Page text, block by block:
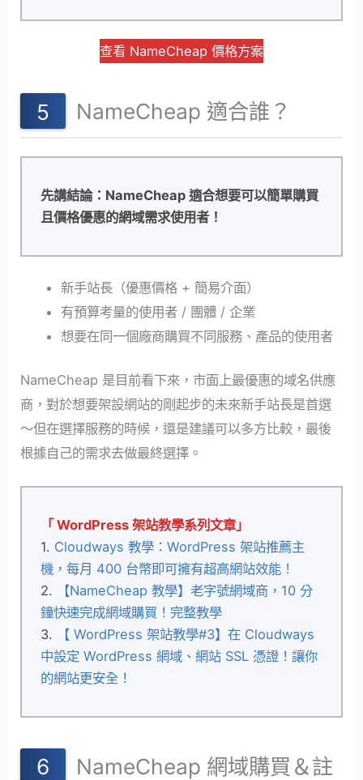
查看 NameCheap 價格方案
NameCheap 適合誰？
先講結論：NameCheap 適合想要可以簡單購買
且價格優惠的網域需求使用者！
新手站長（優惠價格 + 簡易介面）
有預算考量的使用者 / 團體 / 企業
想要在同一個廠商購買不同服務、產品的使用者
NameCheap 是目前看下來，市面上最優惠的域名供應
商，對於想要架設網站的剛起步的未來新手站長是首選
～但在選擇服務的時候，還是建議可以多方比較，最後
根據自己的需求去做最終選擇。
「 WordPress 架站教學系列文章」
1. Cloudways 教學：WordPress 架站推薦主
機，每月 400 台幣即可擁有超高網站效能！
2.
【NameCheap 教學】老字號網域商，10 分
鐘快速完成網域購買！完整教學
3.
【 WordPress 架站教學#3】在 Cloudways
中設定 WordPress 網域、網站 SSL 憑證！讓你
的網站更安全！
NameCheap 網域購買＆註